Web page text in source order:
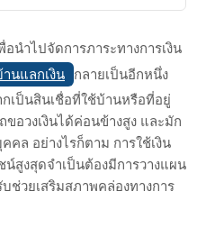
นำไปจัดการภาระทางการเงิน
นแลกเงิน
กลายเป็นอีกหนึ่ง
เป็นสินเชื่อที่ใช้บ้านหรือที่อยู่
อวงเงินได้ค่อนข้างสูง และมัก
คล อย่างไรก็ตาม การใช้เงิน
น์สูงสุดจำเป็นต้องมีการวางแผน
ช่วยเสริมสภาพคล่องทางการ